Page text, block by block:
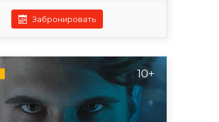
Забронировать
10+